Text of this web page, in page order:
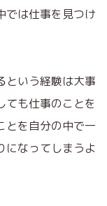
では仕事を見つけ
という経験は大事
ても仕事のことを
とを自分の中で一
になってしまうよ